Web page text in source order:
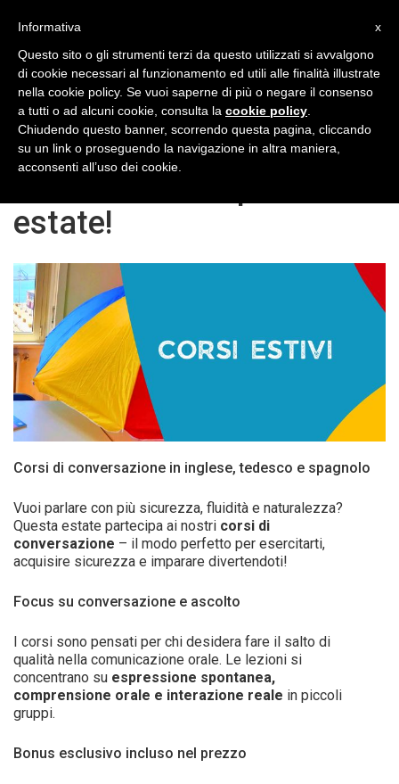
Migliora la tua
estate!
Corsi di conversazione in inglese, tedesco e spagnolo
Vuoi parlare con più sicurezza, fluidità e naturalezza?
Questa estate partecipa ai nostri corsi di
conversazione – il modo perfetto per esercitarti,
acquisire sicurezza e imparare divertendoti!
Focus su conversazione e ascolto
I corsi sono pensati per chi desidera fare il salto di
qualità nella comunicazione orale. Le lezioni si
concentrano su espressione spontanea,
comprensione orale e interazione reale in piccoli
gruppi.
Bonus esclusivo incluso nel prezzo
x
Informativa
Questo sito o gli strumenti terzi da questo utilizzati si avvalgono
di cookie necessari al funzionamento ed utili alle finalità illustrate
nella cookie policy. Se vuoi saperne di più o negare il consenso
a tutti o ad alcuni cookie, consulta la cookie policy
Chiudendo questo banner, scorrendo questa pagina, cliccando
su un link o proseguendo la navigazione in altra maniera,
acconsenti all’uso dei cookie.